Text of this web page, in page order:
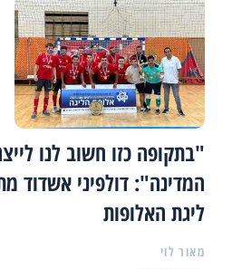
"בתקופה כזו חשוב לנו
המדינה": דולפיני אשדוד
ליגת האלופות
מאור לוי